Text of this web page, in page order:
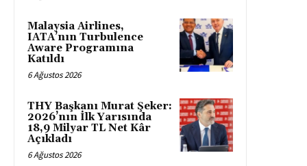
Malaysia Airlines,
IATA’nın Turbulence
Aware Programına
Katıldı
6 Ağustos 2026
THY Başkanı Murat Şeker:
2026’nın İlk Yarısında
18,9 Milyar TL Net Kâr
Açıkladı
6 Ağustos 2026